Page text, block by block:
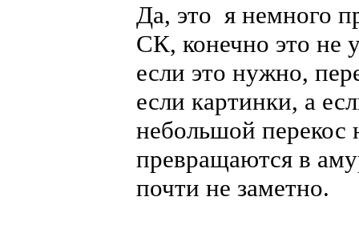
Да, это я немного
СК, конечно это не
если это нужно,
если картинки, а
небольшой перекос
превращаются в
почти не заметно.